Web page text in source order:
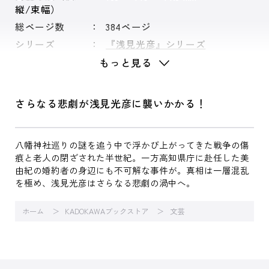
縦/束幅）
総ページ数
384ページ
シリーズ
『浅見光彦』シリーズ
もっと見る
さらなる悲劇が浅見光彦に襲いかかる！
八幡神社巡りの謎を追う中で浮かび上がってきた戦争の傷
痕と老人の閉ざされた半世紀。一方高知県庁に赴任した美
由紀の婚約者の身辺にも不可解な事件が。真相は一層混乱
を極め、浅見光彦はさらなる悲劇の渦中へ。
ホーム KADOKAWAブックストア 文芸